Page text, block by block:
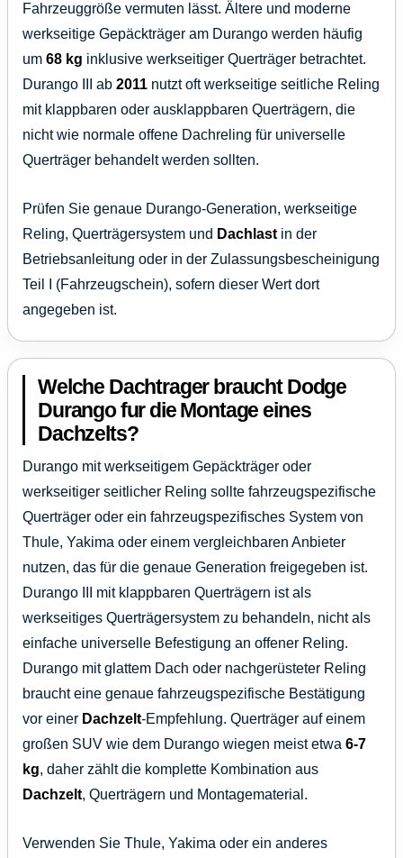
Fahrzeuggröße vermuten lässt. Ältere und moderne
werkseitige Gepäckträger am Durango werden häufig
um 68 kg inklusive werkseitiger Querträger betrachtet.
Durango III ab 2011 nutzt oft werkseitige seitliche Reling
mit klappbaren oder ausklappbaren Querträgern, die
nicht wie normale offene Dachreling für universelle
Querträger behandelt werden sollten.
Prüfen Sie genaue Durango-Generation, werkseitige
Reling, Querträgersystem und Dachlast in der
Betriebsanleitung oder in der Zulassungsbescheinigung
Teil I (Fahrzeugschein), sofern dieser Wert dort
angegeben ist.
Welche Dachtrager braucht Dodge
Durango fur die Montage eines
Dachzelts?
Durango mit werkseitigem Gepäckträger oder
werkseitiger seitlicher Reling sollte fahrzeugspezifische
Querträger oder ein fahrzeugspezifisches System von
Thule, Yakima oder einem vergleichbaren Anbieter
nutzen, das für die genaue Generation freigegeben ist.
Durango III mit klappbaren Querträgern ist als
werkseitiges Querträgersystem zu behandeln, nicht als
einfache universelle Befestigung an offener Reling.
Durango mit glattem Dach oder nachgerüsteter Reling
braucht eine genaue fahrzeugspezifische Bestätigung
vor einer Dachzelt-Empfehlung. Querträger auf einem
großen SUV wie dem Durango wiegen meist etwa 6-7
kg, daher zählt die komplette Kombination aus
Dachzelt, Querträgern und Montagematerial.
Verwenden Sie Thule, Yakima oder ein anderes